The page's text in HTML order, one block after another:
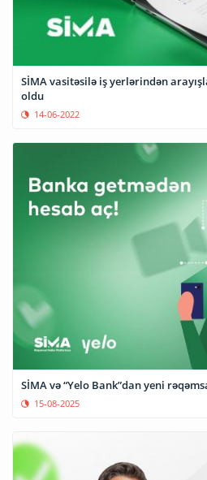
SİMA vasitəsilə iş yerlərindən
oldu
14-06-2022
SİMA və “Yelo Bank”dan yeni
15-08-2025